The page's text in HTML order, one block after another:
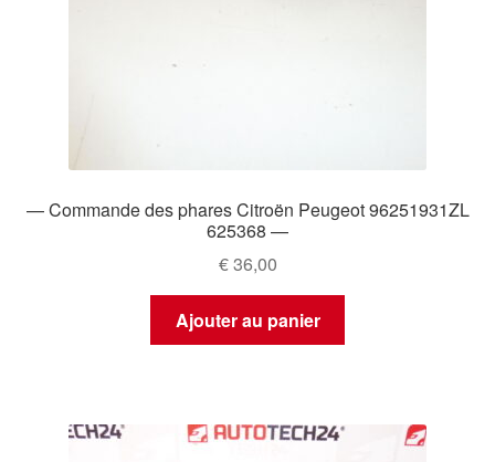
— Commande des phares Citroën Peugeot 96251931ZL
625368 —
€36,00
Ajouter au panier